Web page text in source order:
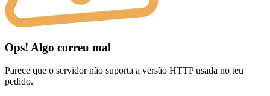
Ops! Algo correu mal
Parece que o servidor não suporta a versão HTTP usada no teu
pedido.